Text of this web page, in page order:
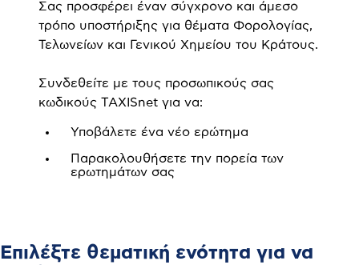
Σας προσφέρει έναν σύγχρονο και άμεσο
τρόπο υποστήριξης για θέματα Φορολογίας,
Τελωνείων και Γενικού Χημείου του Κράτους.
Συνδεθείτε με τους προσωπικούς σας
κωδικούς TAXISnet για να:
Υποβάλετε ένα νέο ερώτημα
Παρακολουθήσετε την πορεία των
ερωτημάτων σας
Επιλέξτε θεματική ενότητα για να